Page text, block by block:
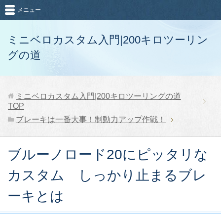
ミニベロカスタム入門|200キロツーリン
グの道
メニュー
ミニベロカスタム入門|200キロツーリングの道
TOP
ブレーキは一番大事！制動力アップ作戦！
ブルーノロード20にピッタリな
カスタム しっかり止まるブレ
ーキとは